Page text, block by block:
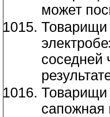
может
Товарищи
соседней
Товарищи
сапожная